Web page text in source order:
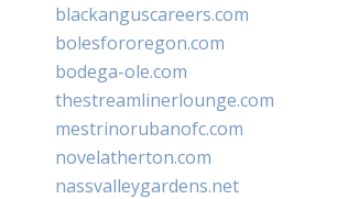
blackanguscareers.com
bolesfororegon.com
bodega-ole.com
thestreamlinerlounge.com
mestrinorubanofc.com
novelatherton.com
nassvalleygardens.net